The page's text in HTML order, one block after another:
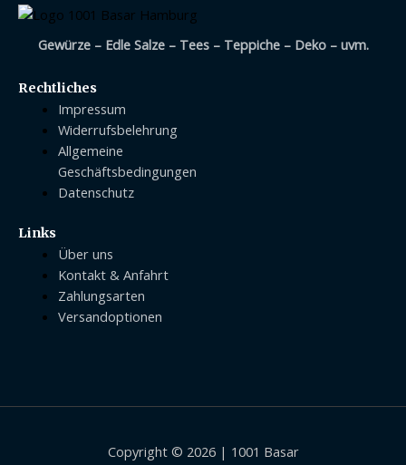
Gewürze – Edle Salze – Tees – Teppiche – Deko – uvm.
Rechtliches
Impressum
Widerrufsbelehrung
Allgemeine
Geschäftsbedingungen
Datenschutz
Links
Über uns
Kontakt & Anfahrt
Zahlungsarten
Versandoptionen
Copyright © 2026 | 1001 Basar